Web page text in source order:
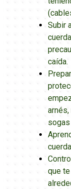
Subir
caída.
que